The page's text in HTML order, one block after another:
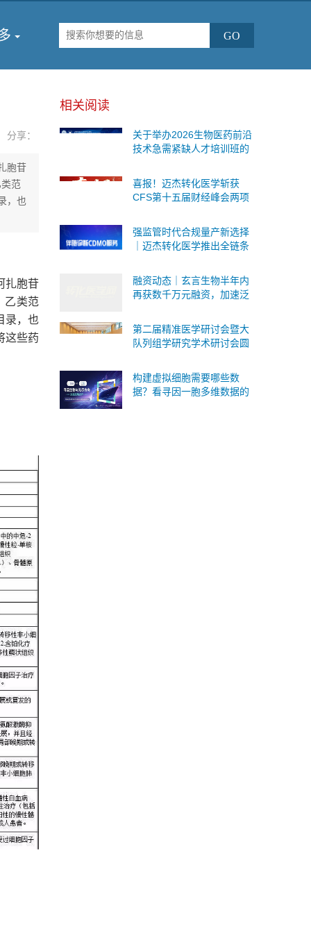
分享：
胞苷
范
，也
扎胞苷
乙类范
录，也
这些药
相关阅读
关于举办2026生物医药前沿
技术急需紧缺人才培训班的
喜报！迈杰转化医学斩获
CFS第十五届财经峰会两项
强监管时代合规量产新选择
｜迈杰转化医学推出全链条
式承接Ⅰ/Ⅱ/Ⅲ 类IVD委托研
发与生产
融资动态｜玄言生物半年内
再获数千万元融资，加速泛
床转化
第二届精准医学研讨会暨大
队列组学研究学术研讨会圆
质组重磅国内首发！
构建虚拟细胞需要哪些数
据？看寻因一胞多维数据的